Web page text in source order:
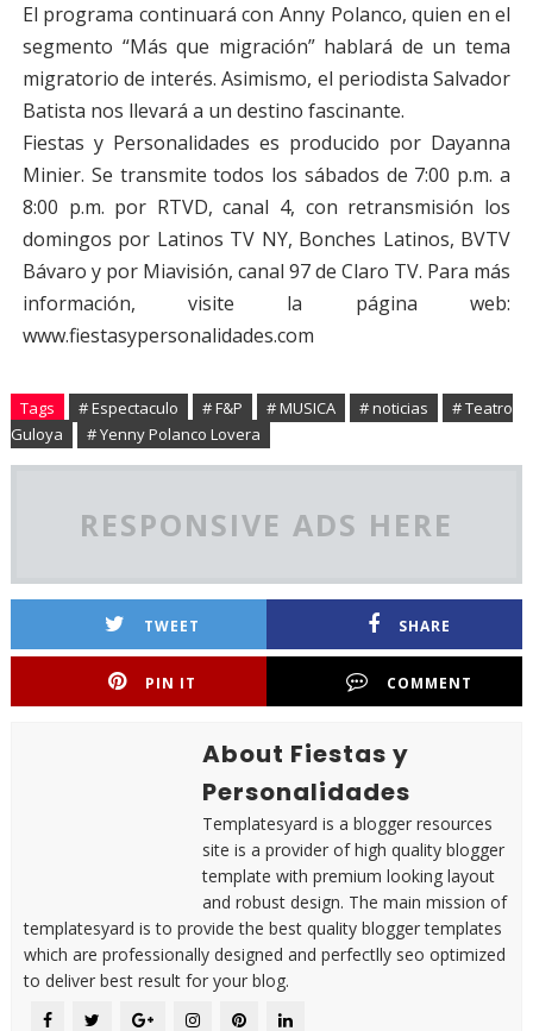
El programa continuará con Anny Polanco, quien en el
segmento “Más que migración” hablará de un tema
migratorio de interés. Asimismo, el periodista Salvador
Batista nos llevará a un destino fascinante.
Fiestas y Personalidades es producido por Dayanna
Minier. Se transmite todos los sábados de 7:00 p.m. a
8:00 p.m. por RTVD, canal 4, con retransmisión los
domingos por Latinos TV NY, Bonches Latinos, BVTV
Bávaro y por Miavisión, canal 97 de Claro TV. Para más
información, visite la página web:
www.fiestasypersonalidades.com
Tags # Espectaculo # F&P # MUSICA # noticias
# Teatro
Guloya
# Yenny Polanco Lovera
RESPONSIVE ADS HERE
TWEET SHARE
PIN IT COMMENT
About Fiestas y
Personalidades
Templatesyard is a blogger resources
site is a provider of high quality blogger
template with premium looking layout
and robust design. The main mission of
templatesyard is to provide the best quality blogger templates
which are professionally designed and perfectlly seo optimized
to deliver best result for your blog.